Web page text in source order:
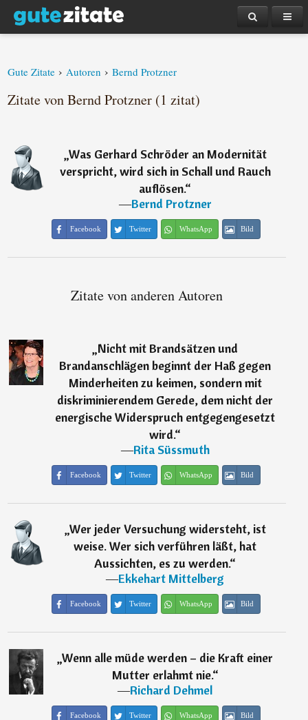
Gute Zitate › Autoren › Bernd Protzner
Zitate von Bernd Protzner (1 zitat)
„Was Gerhard Schröder an Modernität
verspricht, wird sich in Schall und Rauch
auflösen.“
―Bernd Protzner
Facebook Twitter WhatsApp Bild
Zitate von anderen Autoren
„Nicht mit Brandsätzen und
Brandanschlägen beginnt der Haß gegen
Minderheiten zu keimen, sondern mit
diskriminierendem Gerede, dem nicht der
energische Widerspruch entgegengesetzt
wird.“
―Rita Süssmuth
Facebook Twitter WhatsApp Bild
„Wer jeder Versuchung widersteht, ist
weise. Wer sich verführen läßt, hat
Aussichten, es zu werden.“
―Ekkehart Mittelberg
Facebook Twitter WhatsApp Bild
„Wenn alle müde werden – die Kraft einer
Mutter erlahmt nie.“
―Richard Dehmel
Facebook Twitter WhatsApp Bild